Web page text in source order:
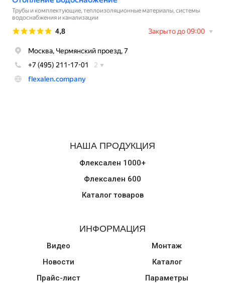
НАША ПРОДУКЦИЯ
Флексален 1000+
Флексален 600
Каталог товаров
ИНФОРМАЦИЯ
Видео
Новости
Прайс-лист
Монтаж
Каталог
Параметры